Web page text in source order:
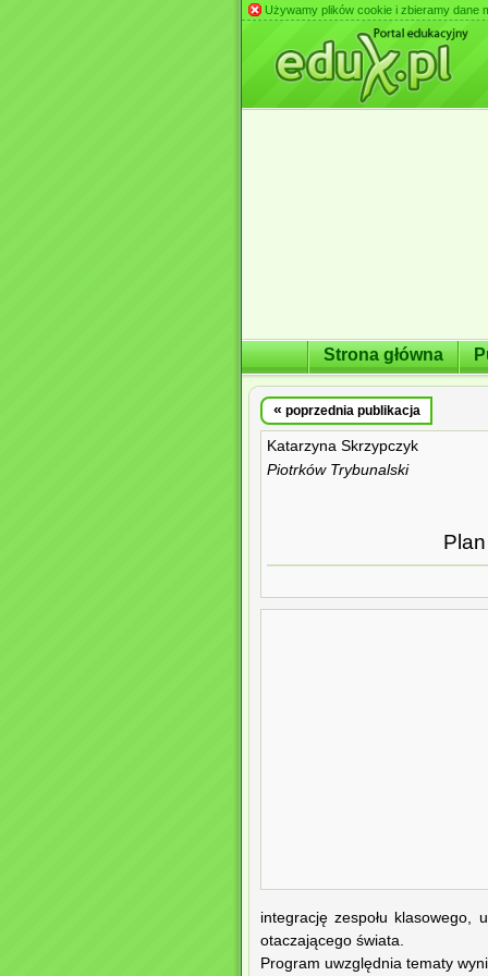
Używamy plików cookie i zbieramy dane
Strona główna
« poprzednia publikacja
Katarzyna Skrzypczyk
Piotrków Trybunalski
integrację zespołu klasowego,
otaczającego świata.
Program uwzględnia tematy